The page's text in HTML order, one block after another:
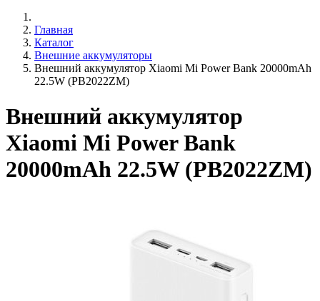
Главная
Каталог
Внешние аккумуляторы
Внешний аккумулятор Xiaomi Mi Power Bank 20000mAh
22.5W (PB2022ZM)
Внешний аккумулятор
Xiaomi Mi Power Bank
20000mAh 22.5W (PB2022ZM)